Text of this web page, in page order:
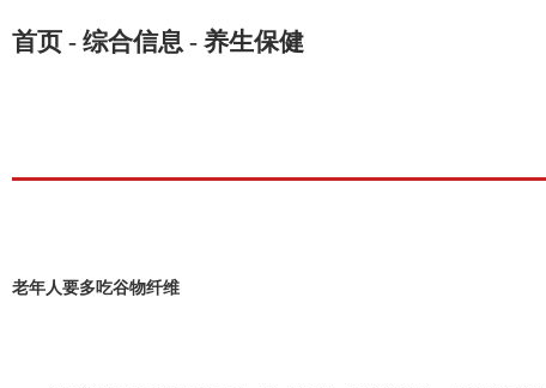
首页 - 综合信息 - 养生保健
老年人要多吃谷物纤维